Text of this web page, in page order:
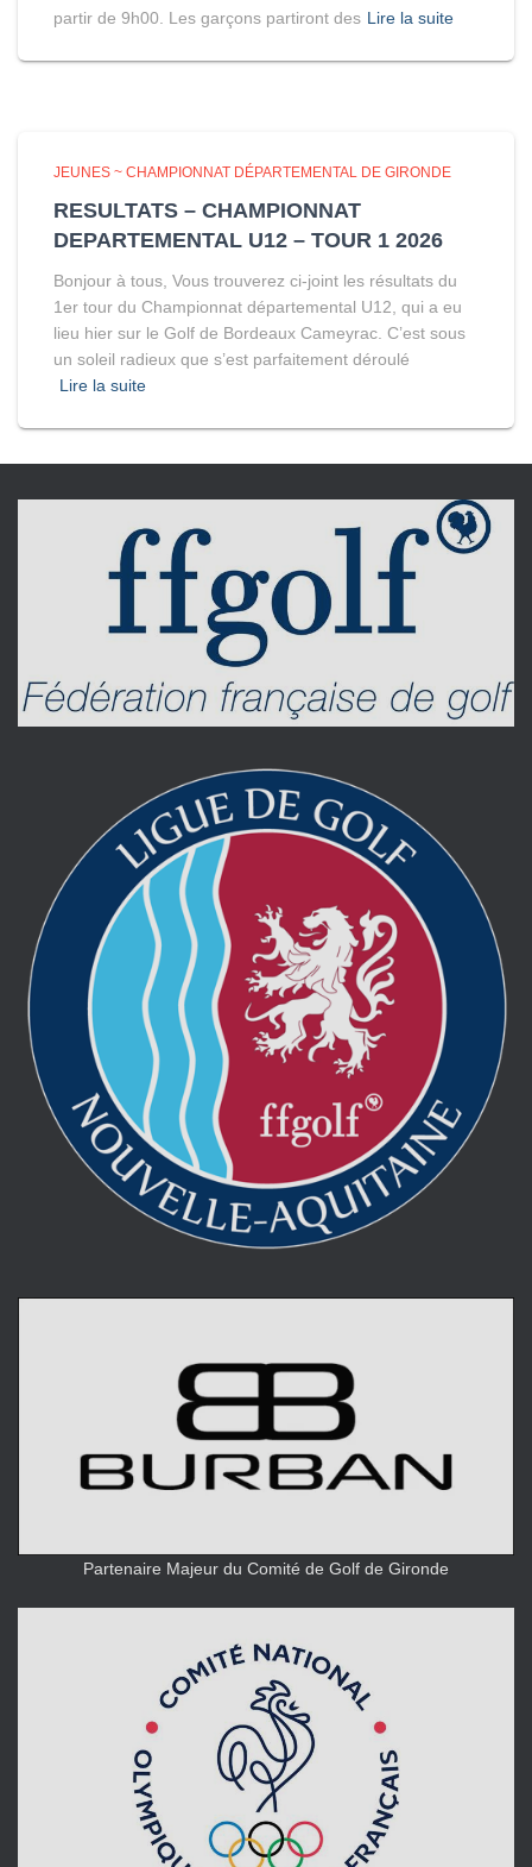
partir de 9h00. Les garçons partiront des Lire la suite
JEUNES ~ CHAMPIONNAT DÉPARTEMENTAL DE GIRONDE
RESULTATS – CHAMPIONNAT
DEPARTEMENTAL U12 – TOUR 1 2026
Bonjour à tous, Vous trouverez ci-joint les résultats du
1er tour du Championnat départemental U12, qui a eu
lieu hier sur le Golf de Bordeaux Cameyrac. C’est sous
un soleil radieux que s’est parfaitement déroulé
Lire la suite
Partenaire Majeur du Comité de Golf de Gironde